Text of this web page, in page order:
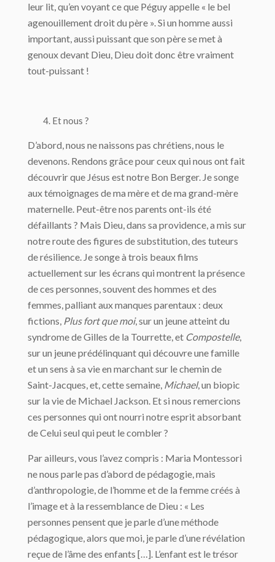
leur lit, qu’en voyant ce que Péguy appelle « le bel
agenouillement droit du père ». Si un homme aussi
important, aussi puissant que son père se met à
genoux devant Dieu, Dieu doit donc être vraiment
tout-puissant !
Et nous ?
D’abord, nous ne naissons pas chrétiens, nous le
devenons. Rendons grâce pour ceux qui nous ont fait
découvrir que Jésus est notre Bon Berger. Je songe
aux témoignages de ma mère et de ma grand-mère
maternelle. Peut-être nos parents ont-ils été
défaillants ? Mais Dieu, dans sa providence, a mis sur
notre route des figures de substitution, des tuteurs
de résilience. Je songe à trois beaux films
actuellement sur les écrans qui montrent la présence
de ces personnes, souvent des hommes et des
femmes, palliant aux manques parentaux : deux
fictions, Plus fort que moi, sur un jeune atteint du
syndrome de Gilles de la Tourrette, et Compostelle,
sur un jeune prédélinquant qui découvre une famille
et un sens à sa vie en marchant sur le chemin de
Saint-Jacques, et, cette semaine, Michael, un biopic
sur la vie de Michael Jackson. Et si nous remercions
ces personnes qui ont nourri notre esprit absorbant
de Celui seul qui peut le combler ?
Par ailleurs, vous l’avez compris : Maria Montessori
ne nous parle pas d’abord de pédagogie, mais
d’anthropologie, de l’homme et de la femme créés à
l’image et à la ressemblance de Dieu : « Les
personnes pensent que je parle d’une méthode
pédagogique, alors que moi, je parle d’une révélation
reçue de l’âme des enfants […]. L’enfant est le trésor